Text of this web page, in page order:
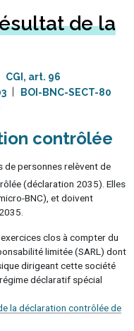
de la
CGI, art. 96
BOI-BNC-SECT-80
contrôlée
de personnes relèvent de
(déclaration 2035). Elles
BNC), et doivent
clos à compter du
limitée (SARL) dont
dirigeant cette société
déclaratif spécial
la déclaration contrôlée de